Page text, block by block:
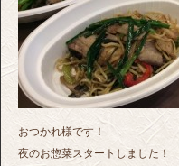
おつかれ様です！
夜のお惣菜スタートしました！